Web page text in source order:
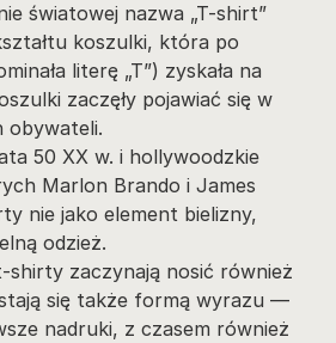
światowej nazwa „T-shirt”
koszulki, która po
literę „T”) zyskała na
zaczęły pojawiać się w
obywateli.
50 XX w. i hollywoodzkie
Marlon Brando i James
nie jako element bielizny,
odzież.
shirty zaczynają nosić również
się także formą wyrazu —
nadruki, z czasem również